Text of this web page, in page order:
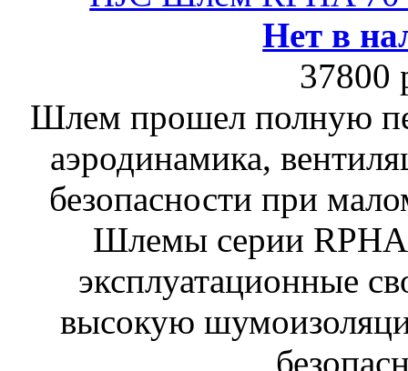
Нет в
37800
Шлем прошел полную
аэродинамика,
безопасности при
Шлемы серии
эксплуатационные
высокую